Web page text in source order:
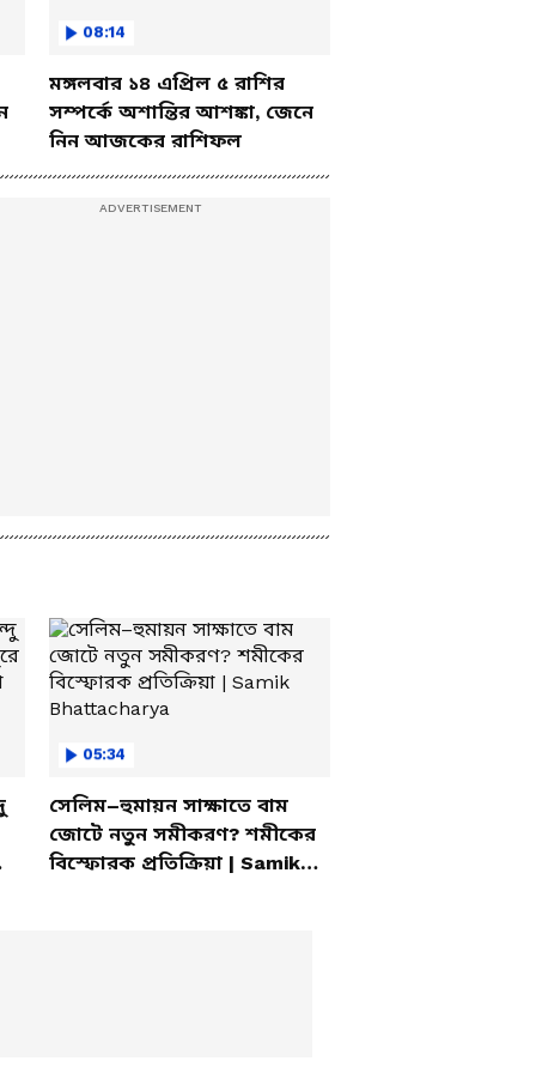
08:14
মঙ্গলবার ১৪ এপ্রিল ৫ রাশির
সম্পর্কে অশান্তির আশঙ্কা, জেনে
নিন আজকের রাশিফল
05:34
সেলিম–হুমায়ন সাক্ষাতে বাম
জোটে নতুন সমীকরণ? শমীকের
বিস্ফোরক প্রতিক্রিয়া | Samik